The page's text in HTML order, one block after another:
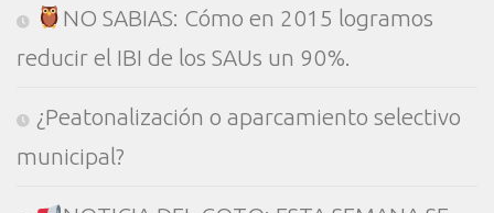
NO SABIAS: Cómo en 2015 logramos
reducir el IBI de los SAUs un 90%.
¿Peatonalización o aparcamiento selectivo
municipal?